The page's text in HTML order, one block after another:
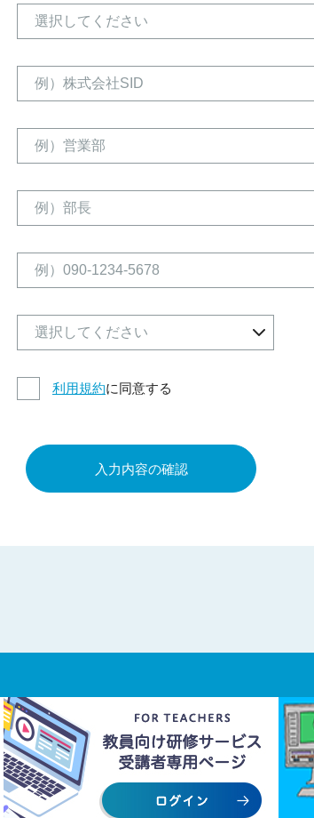
利用規約に同意する
入力内容の確認